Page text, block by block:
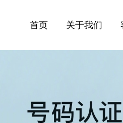
首页 关于我们